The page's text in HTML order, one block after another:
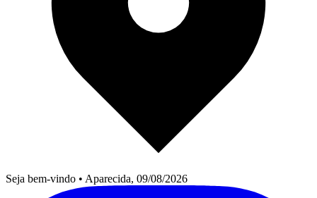
Seja bem-vindo • Aparecida, 09/08/2026